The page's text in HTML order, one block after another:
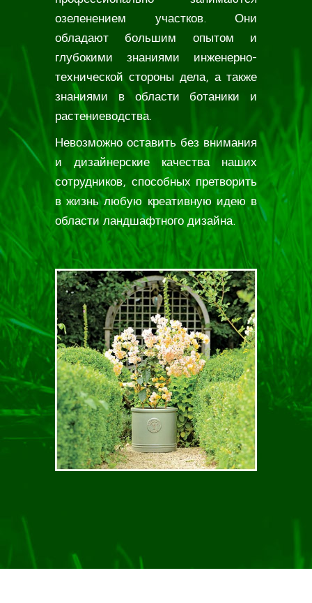
озеленением участков. Они
обладают большим опытом и
глубокими знаниями инженерно-
технической стороны дела, а также
знаниями в области ботаники и
растениеводства.
Невозможно оставить без внимания
и дизайнерские качества наших
сотрудников, способных претворить
в жизнь любую креативную идею в
области ландшафтного дизайна.